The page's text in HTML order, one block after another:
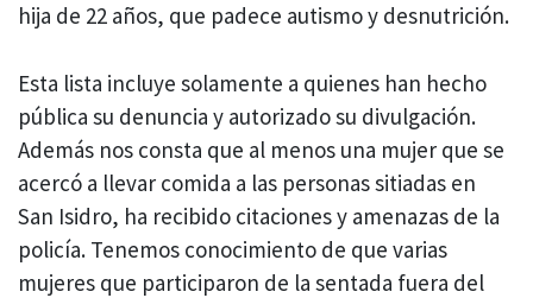
hija de 22 años, que padece autismo y desnutrición.
Esta lista incluye solamente a quienes han hecho
pública su denuncia y autorizado su divulgación.
Además nos consta que al menos una mujer que se
acercó a llevar comida a las personas sitiadas en
San Isidro, ha recibido citaciones y amenazas de la
policía. Tenemos conocimiento de que varias
mujeres que participaron de la sentada fuera del